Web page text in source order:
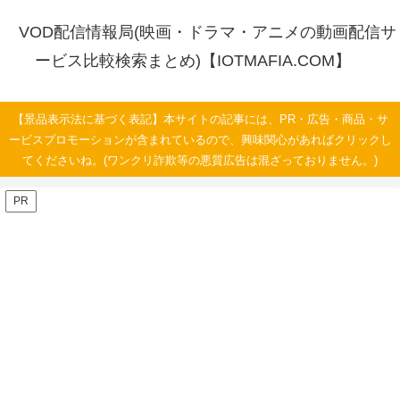
VOD配信情報局(映画・ドラマ・アニメの動画配信サ
ービス比較検索まとめ)【IOTMAFIA.COM】
【景品表示法に基づく表記】本サイトの記事には、PR・広告・商品・サ
ービスプロモーションが含まれているので、興味関心があればクリックし
てくださいね。(ワンクリ詐欺等の悪質広告は混ざっておりません。)
PR